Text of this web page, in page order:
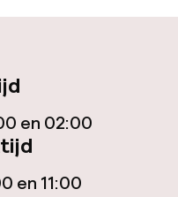
en 02:00
en 11:00